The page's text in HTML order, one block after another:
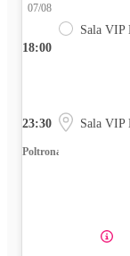
18:00
07/08
Sala VIP
23:30 Sala VIP
Poltrona